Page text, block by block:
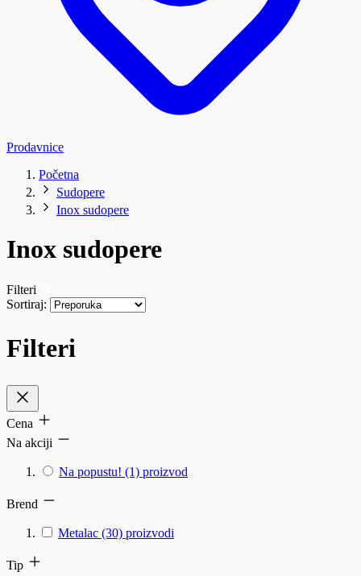
Prodavnice
Početna
Sudopere
Inox sudopere
Inox sudopere
Filteri
Sortiraj:
Filteri
Cena
Na akciji
Na popustu! (1) proizvod
Brend
Metalac (30) proizvodi
Tip